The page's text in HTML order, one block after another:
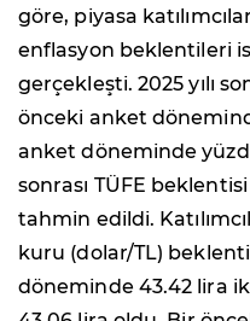
göre, piyasa
enflasyon beklentileri
gerçekleşti. 2025 yılı
önceki anket
anket döneminde
sonrası TÜFE
tahmin edildi.
kuru (dolar/TL)
döneminde 43.42 lira